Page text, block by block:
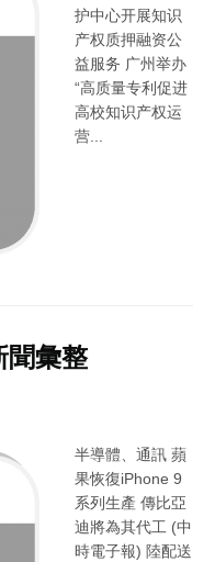
护中心开展知识
产权质押融资公
益服务 广州举办
“高质量专利促进
高校知识产权运
营...
聞彙整
半導體、通訊 蘋
果恢復iPhone 9
系列生產 傳比亞
迪將為其代工 (中
時電子報) 陸配送